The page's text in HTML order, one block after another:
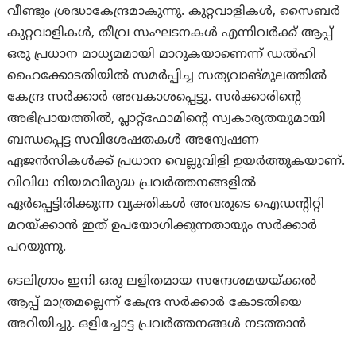
വീണ്ടും ശ്രദ്ധാകേന്ദ്രമാകുന്നു. കുറ്റവാളികൾ, സൈബർ
കുറ്റവാളികൾ, തീവ്ര സംഘടനകൾ എന്നിവർക്ക് ആപ്പ്
ഒരു പ്രധാന മാധ്യമമായി മാറുകയാണെന്ന് ഡൽഹി
ഹൈക്കോടതിയിൽ സമർപ്പിച്ച സത്യവാങ്മൂലത്തിൽ
കേന്ദ്ര സർക്കാർ അവകാശപ്പെട്ടു. സർക്കാരിന്റെ
അഭിപ്രായത്തിൽ, പ്ലാറ്റ്‌ഫോമിന്റെ സ്വകാര്യതയുമായി
ബന്ധപ്പെട്ട സവിശേഷതകൾ അന്വേഷണ
ഏജൻസികൾക്ക് പ്രധാന വെല്ലുവിളി ഉയർത്തുകയാണ്.
വിവിധ നിയമവിരുദ്ധ പ്രവർത്തനങ്ങളിൽ
ഏർപ്പെട്ടിരിക്കുന്ന വ്യക്തികൾ അവരുടെ ഐഡന്റിറ്റി
മറയ്ക്കാൻ ഇത് ഉപയോഗിക്കുന്നതായും സര്‍ക്കാര്‍
പറയുന്നു.
ടെലിഗ്രാം ഇനി ഒരു ലളിതമായ സന്ദേശമയയ്ക്കൽ
ആപ്പ് മാത്രമല്ലെന്ന് കേന്ദ്ര സർക്കാർ കോടതിയെ
അറിയിച്ചു. ഒളിച്ചോട്ട പ്രവർത്തനങ്ങൾ നടത്താൻ